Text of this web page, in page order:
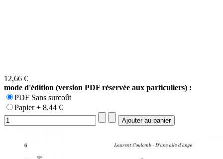
12,66 €
mode d'édition (version PDF réservée aux particuliers) :
PDF Sans surcoût
Papier + 8,44 €